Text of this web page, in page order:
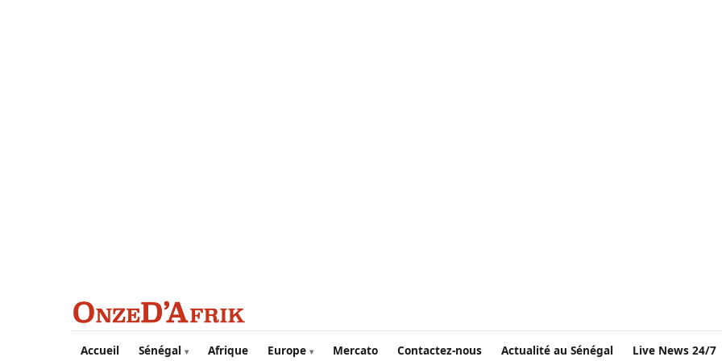
Aller au contenu principal
Accueil Sénégal Afrique Europe Mercato Contactez-nous Actualité au Sénégal Live News 24/7